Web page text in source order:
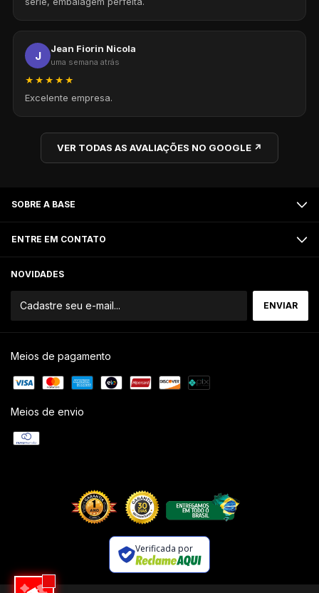
J
Jean Fiorin Nicola
uma semana atrás
★★★★★
Excelente empresa.
VER TODAS AS AVALIAÇÕES NO GOOGLE ↗
SOBRE A BASE
ENTRE EM CONTATO
NOVIDADES
Meios de pagamento
Meios de envio
Verificada por